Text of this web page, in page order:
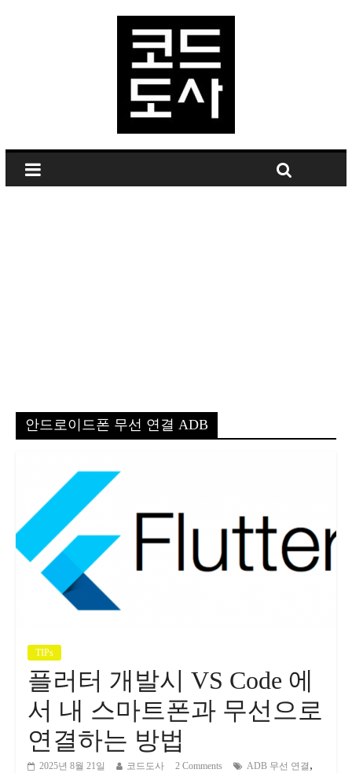
안드로이드폰 무선 연결 ADB
TIPs
플러터 개발시 VS Code 에
서 내 스마트폰과 무선으로
연결하는 방법
2025년 8월 21일 코드도사 2 Comments ADB 무선 연결 ,